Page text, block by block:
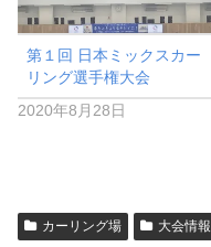
第１回 日本ミックスカー
リング選手権大会
2020年8月28日
カーリング場 大会情報